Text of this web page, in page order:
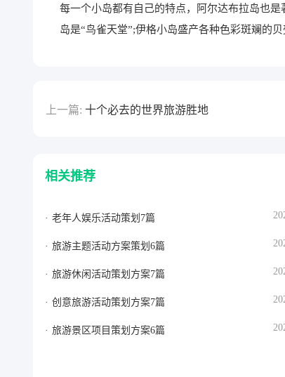
每一个小岛都有自己的特点，阿尔达布拉岛也
岛是“鸟雀天堂”;伊格小岛盛产各种色彩斑斓的贝
上一篇: 十个必去的世界旅游胜地
相关推荐
老年人娱乐活动策划7篇
旅游主题活动方案策划6篇
旅游休闲活动策划方案7篇
创意旅游活动策划方案7篇
旅游景区项目策划方案6篇